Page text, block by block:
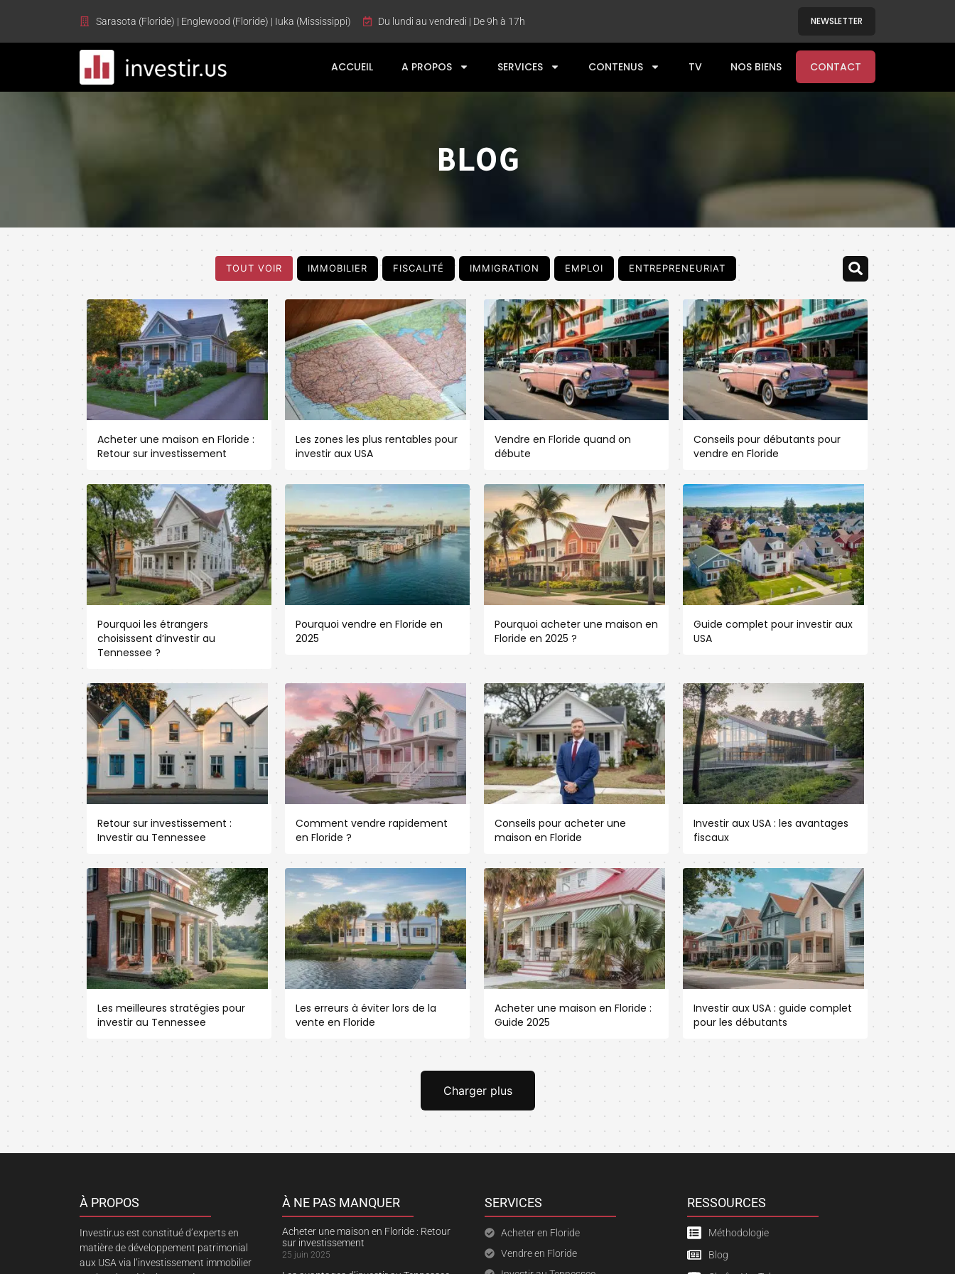
Sarasota (Floride) | Englewood (Floride) | Iuka (Mississippi) Du lundi au vendredi | De 9h à 17h NEWSLETTER
ACCUEIL A PROPOS SERVICES CONTENUS TV NOS BIENS CONTACT
BLOG
TOUT VOIR IMMOBILIER FISCALITÉ IMMIGRATION EMPLOI ENTREPRENEURIAT
Acheter une maison en Floride :
Retour sur investissement
Les zones les plus rentables pour
investir aux USA
Vendre en Floride quand on
débute
Conseils pour débutants pour
vendre en Floride
Pourquoi les étrangers
choisissent d’investir au
Tennessee ?
Pourquoi vendre en Floride en
2025
Pourquoi acheter une maison en
Floride en 2025 ?
Guide complet pour investir aux
USA
Retour sur investissement :
Investir au Tennessee
Comment vendre rapidement
en Floride ?
Conseils pour acheter une
maison en Floride
Investir aux USA : les avantages
fiscaux
Les meilleures stratégies pour
investir au Tennessee
Les erreurs à éviter lors de la
vente en Floride
Acheter une maison en Floride :
Guide 2025
Investir aux USA : guide complet
pour les débutants
Charger plus
À PROPOS
Investir.us est constitué d’experts en
matière de développement patrimonial
aux USA via l’investissement immobilier
À NE PAS MANQUER
Acheter une maison en Floride : Retour
sur investissement
25 juin 2025
SERVICES
Acheter en Floride
Vendre en Floride
RESSOURCES
Méthodologie
Blog